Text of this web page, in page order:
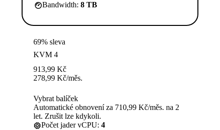
Bandwidth: 8 TB
69% sleva
KVM 4
913,99 Kč
278,99 Kč/měs.
Vybrat balíček
Automatické obnovení za 710,99 Kč/měs. na 2
let. Zrušit lze kdykoli.
Počet jader vCPU: 4